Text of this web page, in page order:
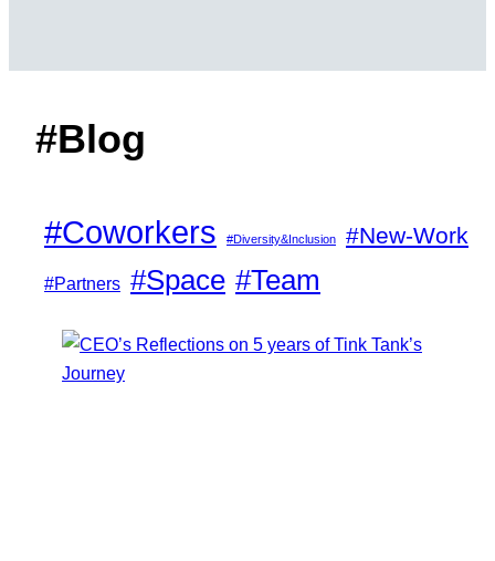
#Blog
#Coworkers #Diversity&Inclusion #New-Work
#Partners #Space #Team